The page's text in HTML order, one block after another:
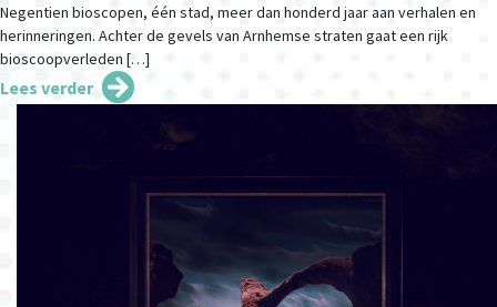
Negentien bioscopen, één stad, meer dan honderd jaar aan verhalen en
herinneringen. Achter de gevels van Arnhemse straten gaat een rijk
bioscoopverleden […]
Lees verder